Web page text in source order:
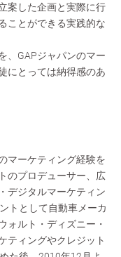
案した企画と実際に行
ことができる実践的な
、GAPジャパンのマー
にとっては納得感のあ
マーケティング経験を
のプロデューサー、広
デジタルマーケティン
トとして自動車メーカ
ォルト・ディズニー・
ティングやクレジット